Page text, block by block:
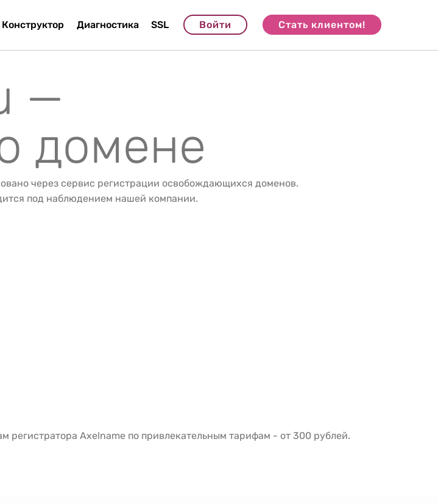
Конструктор Диагностика SSL Войти Стать клиентом!
—
домене
через сервис регистрации освобождающихся доменов.
под наблюдением нашей компании.
Axelname по привлекательным тарифам - от 300 рублей.